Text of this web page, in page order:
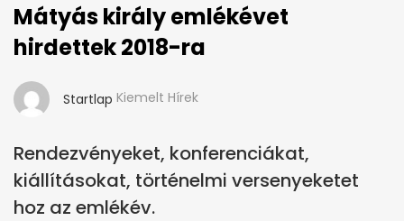
Mátyás király emlékévet
hirdettek 2018-ra
Startlap Kiemelt Hírek
Rendezvényeket, konferenciákat,
kiállításokat, történelmi versenyeketet
hoz az emlékév.